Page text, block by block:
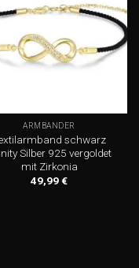
wishlist
ARMBÄNDER
schwarz
Silber 925 vergoldet
mit Zirkonia
49,99€